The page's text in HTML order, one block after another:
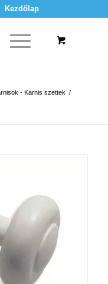
Kezdőlap
- Karnis szettek /